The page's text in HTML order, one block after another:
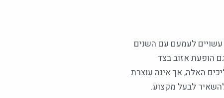
חלק מהשינויים באבן הם תהליך טבעי ובלתי נמנע. גשמים, שמש וקרינת UV עשויים לעמעם עם השנים
הופעת אזוב בצד
האלה, אך אינה עוצרת
לבעל מקצוע.